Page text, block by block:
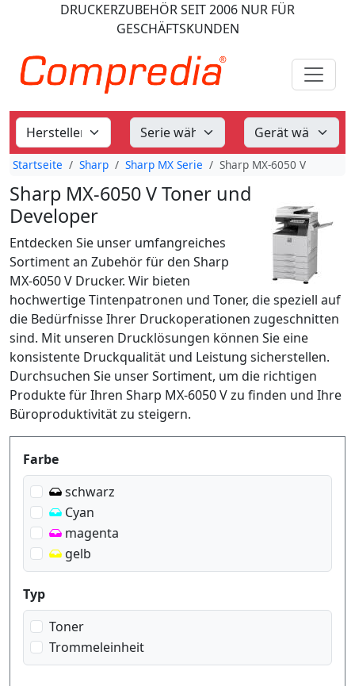
DRUCKERZUBEHÖRSEIT 2006 NUR FÜR
GESCHÄFTSKUNDEN
Startseite Sharp Sharp MX Serie Sharp MX-6050 V
Sharp MX-6050 V Toner und
Developer
Entdecken Sie unser umfangreiches
Sortiment an Zubehör für den Sharp
MX-6050 V Drucker. Wir bieten
hochwertige Tintenpatronen und Toner, die speziell auf
die Bedürfnisse Ihrer Druckoperationen zugeschnitten
sind. Mit unseren Drucklösungen können Sie eine
konsistente Druckqualität und Leistung sicherstellen.
Durchsuchen Sie unser Sortiment, um die richtigen
Produkte für Ihren Sharp MX-6050 V zu finden und Ihre
Büroproduktivität zu steigern.
Produktfilter
Farbe
schwarz
Cyan
magenta
gelb
Typ
Toner
Trommeleinheit